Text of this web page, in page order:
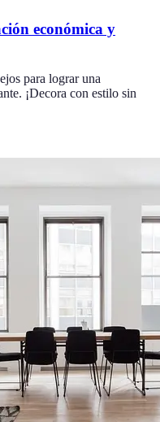
económica y
para lograr una
¡Decora con estilo sin